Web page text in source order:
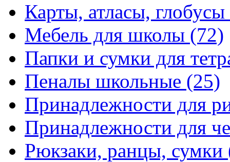
Карты, атласы, глобусы
Мебель для школы (72)
Папки и сумки для
Пеналы школьные (25)
Принадлежности для
Принадлежности для
Рюкзаки, ранцы, сумки